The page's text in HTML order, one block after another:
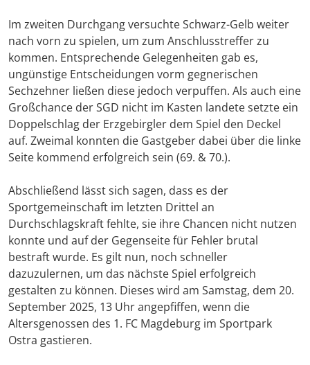
Im zweiten Durchgang versuchte Schwarz-Gelb weiter
nach vorn zu spielen, um zum Anschlusstreffer zu
kommen. Entsprechende Gelegenheiten gab es,
ungünstige Entscheidungen vorm gegnerischen
Sechzehner ließen diese jedoch verpuffen. Als auch eine
Großchance der SGD nicht im Kasten landete setzte ein
Doppelschlag der Erzgebirgler dem Spiel den Deckel
auf. Zweimal konnten die Gastgeber dabei über die linke
Seite kommend erfolgreich sein (69. & 70.).
Abschließend lässt sich sagen, dass es der
Sportgemeinschaft im letzten Drittel an
Durchschlagskraft fehlte, sie ihre Chancen nicht nutzen
konnte und auf der Gegenseite für Fehler brutal
bestraft wurde. Es gilt nun, noch schneller
dazuzulernen, um das nächste Spiel erfolgreich
gestalten zu können. Dieses wird am Samstag, dem 20.
September 2025, 13 Uhr angepfiffen, wenn die
Altersgenossen des 1. FC Magdeburg im Sportpark
Ostra gastieren.